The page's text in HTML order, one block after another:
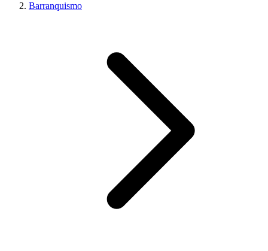
Barranquismo